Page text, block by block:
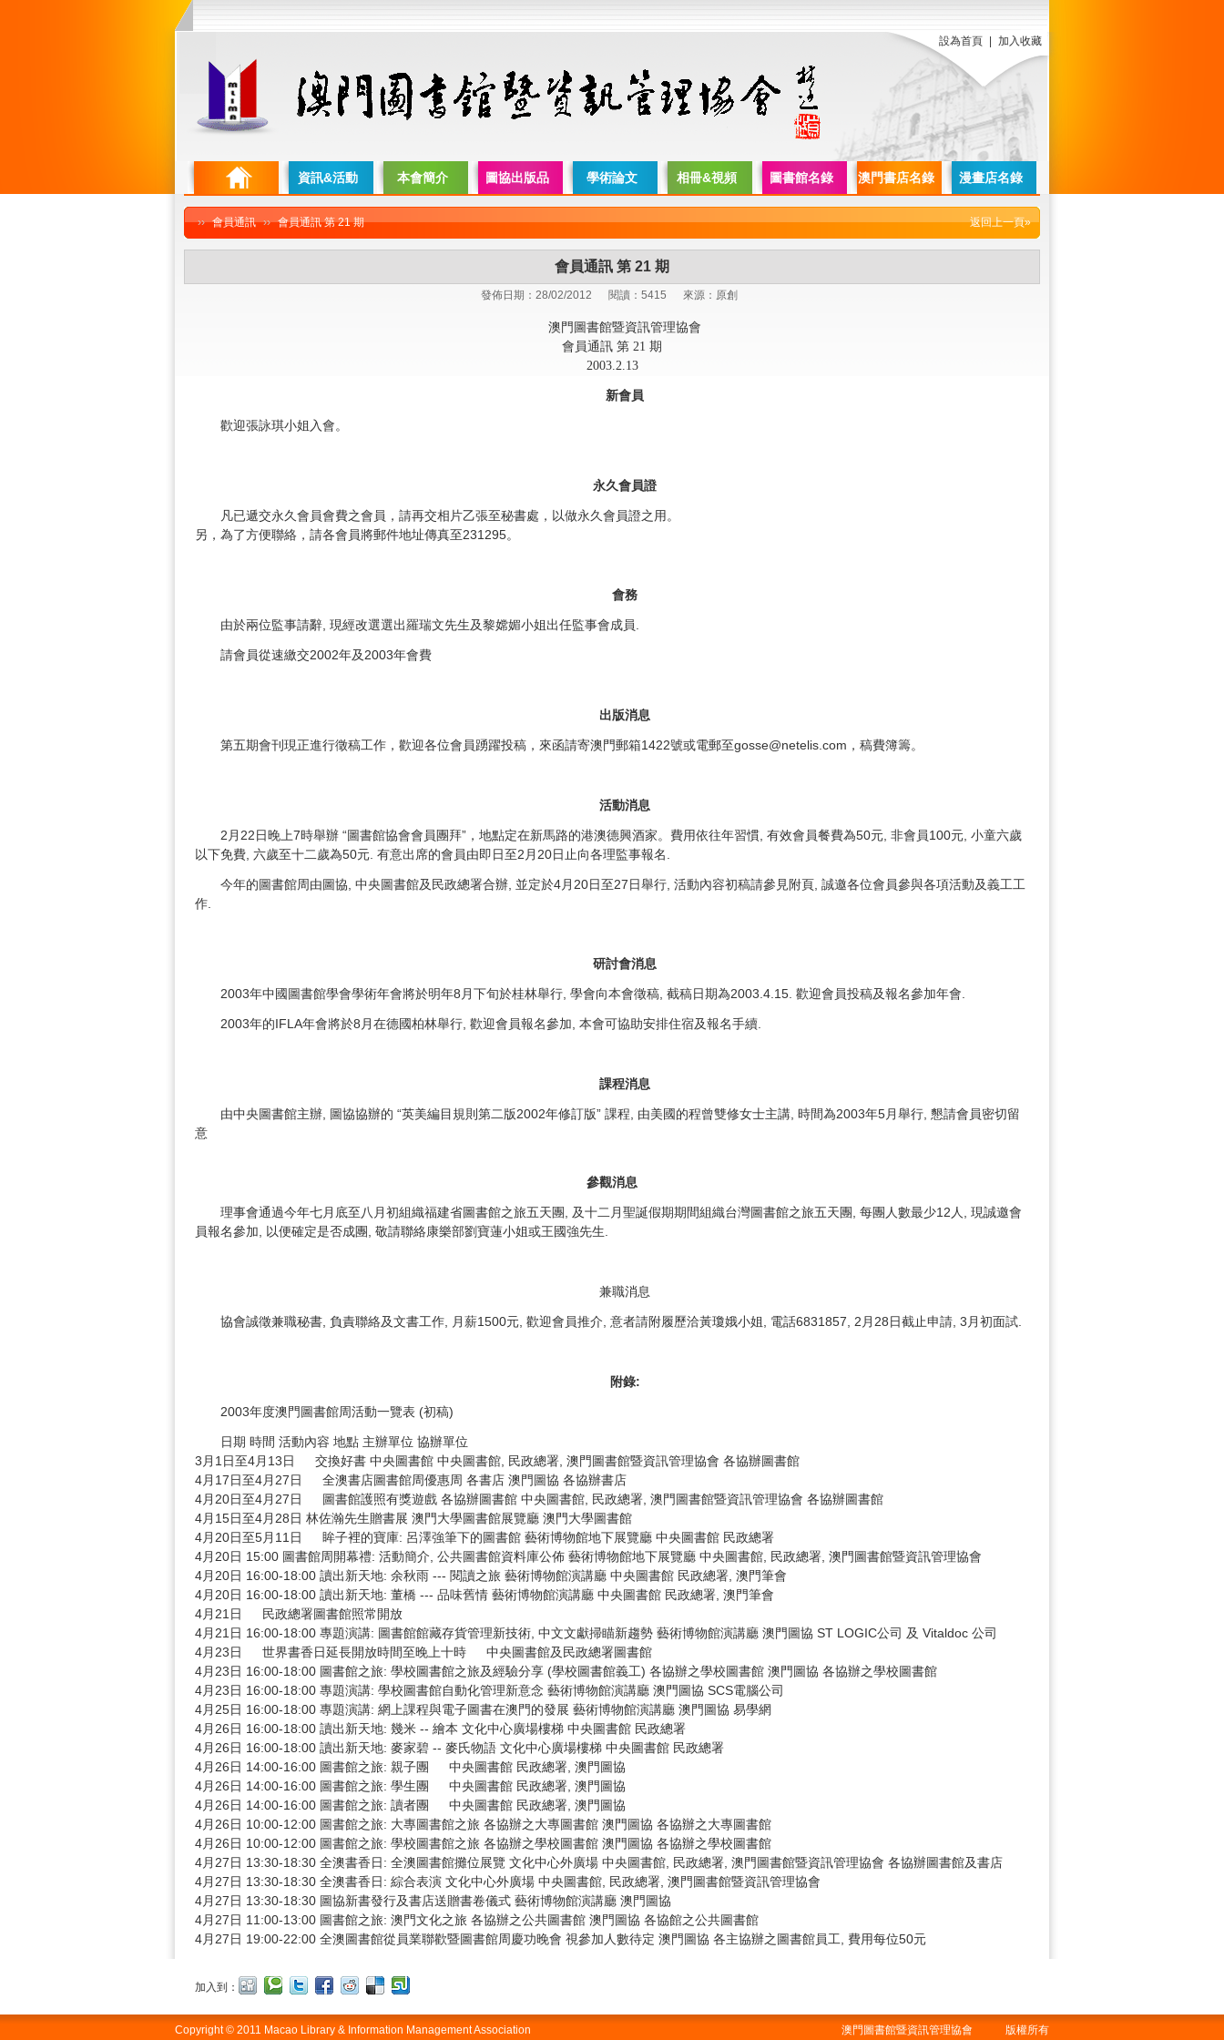
設為首頁 加入收藏
資訊&活動 本會簡介 圖協出版品 學術論文 相冊&視頻 圖書館名錄 澳門書店名錄 漫畫店名錄
›› 會員通訊 ›› 會員通訊 第 21 期 返回上一頁»
會員通訊 第 21 期
發佈日期：28/02/2012 閱讀：5415 來源：原創
澳門圖書館暨資訊管理協會
會員通訊 第 21 期
2003.2.13
新會員
歡迎張詠琪小姐入會。
永久會員證
凡已遞交永久會員會費之會員，請再交相片乙張至秘書處，以做永久會員證之用。
另，為了方便聯絡，請各會員將郵件地址傳真至231295。
會務
由於兩位監事請辭, 現經改選選出羅瑞文先生及黎嫦媚小姐出任監事會成員.
請會員從速繳交2002年及2003年會費
出版消息
第五期會刊現正進行徵稿工作，歡迎各位會員踴躍投稿，來函請寄澳門郵箱1422號或電郵至gosse@netelis.com，稿費簿籌。
活動消息
2月22日晚上7時舉辦 “圖書館協會會員團拜”，地點定在新馬路的港澳德興酒家。費用依往年習慣, 有效會員餐費為50元, 非會員100元, 小童六歲
以下免費, 六歲至十二歲為50元. 有意出席的會員由即日至2月20日止向各理監事報名.
今年的圖書館周由圖協, 中央圖書館及民政總署合辦, 並定於4月20日至27日舉行, 活動內容初稿請參見附頁, 誠邀各位會員參與各項活動及義工工
作.
研討會消息
2003年中國圖書館學會學術年會將於明年8月下旬於桂林舉行, 學會向本會徵稿, 截稿日期為2003.4.15. 歡迎會員投稿及報名參加年會.
2003年的IFLA年會將於8月在德國柏林舉行, 歡迎會員報名參加, 本會可協助安排住宿及報名手續.
課程消息
由中央圖書館主辦, 圖協協辦的 “英美編目規則第二版2002年修訂版” 課程, 由美國的程曾雙修女士主講, 時間為2003年5月舉行, 懇請會員密切留
意
參觀消息
理事會通過今年七月底至八月初組織福建省圖書館之旅五天團, 及十二月聖誕假期期間組織台灣圖書館之旅五天團, 每團人數最少12人, 現誠邀會
員報名參加, 以便確定是否成團, 敬請聯絡康樂部劉寶蓮小姐或王國強先生.
兼職消息
協會誠徵兼職秘書, 負責聯絡及文書工作, 月薪1500元, 歡迎會員推介, 意者請附履歷洽黃瓊娥小姐, 電話6831857, 2月28日截止申請, 3月初面試.
附錄:
2003年度澳門圖書館周活動一覽表 (初稿)
日期 時間 活動內容 地點 主辦單位 協辦單位
3月1日至4月13日 交換好書 中央圖書館 中央圖書館, 民政總署, 澳門圖書館暨資訊管理協會 各協辦圖書館
4月17日至4月27日 全澳書店圖書館周優惠周 各書店 澳門圖協 各協辦書店
4月20日至4月27日 圖書館護照有獎遊戲 各協辦圖書館 中央圖書館, 民政總署, 澳門圖書館暨資訊管理協會 各協辦圖書館
4月15日至4月28日 林佐瀚先生贈書展 澳門大學圖書館展覽廳 澳門大學圖書館
4月20日至5月11日 眸子裡的寶庫: 呂澤強筆下的圖書館 藝術博物館地下展覽廳 中央圖書館 民政總署
4月20日 15:00 圖書館周開幕禮: 活動簡介, 公共圖書館資料庫公佈 藝術博物館地下展覽廳 中央圖書館, 民政總署, 澳門圖書館暨資訊管理協會
4月20日 16:00-18:00 讀出新天地: 余秋雨 --- 閱讀之旅 藝術博物館演講廳 中央圖書館 民政總署, 澳門筆會
4月20日 16:00-18:00 讀出新天地: 董橋 --- 品味舊情 藝術博物館演講廳 中央圖書館 民政總署, 澳門筆會
4月21日 民政總署圖書館照常開放
4月21日 16:00-18:00 專題演講: 圖書館館藏存貨管理新技術, 中文文獻掃瞄新趨勢 藝術博物館演講廳 澳門圖協 ST LOGIC公司 及 Vitaldoc 公司
4月23日 世界書香日延長開放時間至晚上十時 中央圖書館及民政總署圖書館
4月23日 16:00-18:00 圖書館之旅: 學校圖書館之旅及經驗分享 (學校圖書館義工) 各協辦之學校圖書館 澳門圖協 各協辦之學校圖書館
4月23日 16:00-18:00 專題演講: 學校圖書館自動化管理新意念 藝術博物館演講廳 澳門圖協 SCS電腦公司
4月25日 16:00-18:00 專題演講: 網上課程與電子圖書在澳門的發展 藝術博物館演講廳 澳門圖協 易學網
4月26日 16:00-18:00 讀出新天地: 幾米 -- 繪本 文化中心廣場樓梯 中央圖書館 民政總署
4月26日 16:00-18:00 讀出新天地: 麥家碧 -- 麥氏物語 文化中心廣場樓梯 中央圖書館 民政總署
4月26日 14:00-16:00 圖書館之旅: 親子團 中央圖書館 民政總署, 澳門圖協
4月26日 14:00-16:00 圖書館之旅: 學生團 中央圖書館 民政總署, 澳門圖協
4月26日 14:00-16:00 圖書館之旅: 讀者團 中央圖書館 民政總署, 澳門圖協
4月26日 10:00-12:00 圖書館之旅: 大專圖書館之旅 各協辦之大專圖書館 澳門圖協 各協辦之大專圖書館
4月26日 10:00-12:00 圖書館之旅: 學校圖書館之旅 各協辦之學校圖書館 澳門圖協 各協辦之學校圖書館
4月27日 13:30-18:30 全澳書香日: 全澳圖書館攤位展覽 文化中心外廣場 中央圖書館, 民政總署, 澳門圖書館暨資訊管理協會 各協辦圖書館及書店
4月27日 13:30-18:30 全澳書香日: 綜合表演 文化中心外廣場 中央圖書館, 民政總署, 澳門圖書館暨資訊管理協會
4月27日 13:30-18:30 圖協新書發行及書店送贈書卷儀式 藝術博物館演講廳 澳門圖協
4月27日 11:00-13:00 圖書館之旅: 澳門文化之旅 各協辦之公共圖書館 澳門圖協 各協館之公共圖書館
4月27日 19:00-22:00 全澳圖書館從員業聯歡暨圖書館周慶功晚會 視參加人數待定 澳門圖協 各主協辦之圖書館員工, 費用每位50元
加入到：
Copyright © 2011 Macao Library & Information Management Association 澳門圖書館暨資訊管理協會 版權所有